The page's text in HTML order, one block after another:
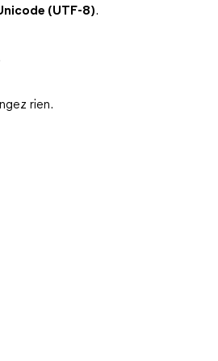
(UTF-8).
rien.